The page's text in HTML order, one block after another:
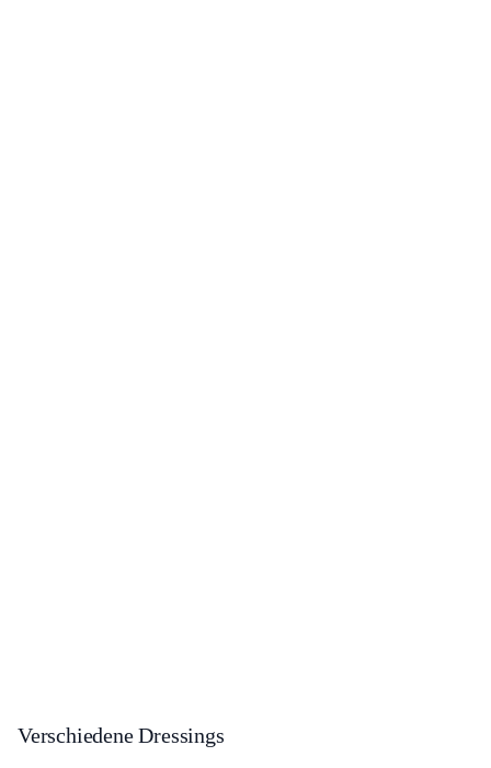
Verschiedene Dressings